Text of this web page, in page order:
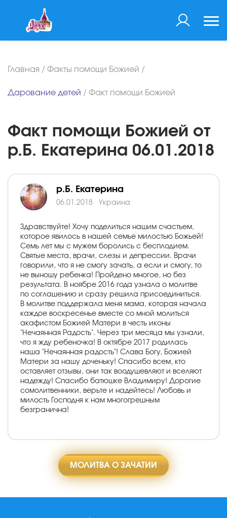
Главная / Факты помощи Божией /
Дарование детей / Факт помощи Божией
Факт помощи Божией от
р.Б. Екатерина 06.01.2018
р.Б. Екатерина
06.01.2018 Украина
Здравствуйте! Хочу поделиться нашим счастьем,
которое явилось в нашей семье милостью Божьей!
Семь лет мы с мужем боролись с бесплодием.
Святые места, врачи, слезы и депрессии. Врачи
говорили, что я не смогу зачать, а если и смогу, то
не выношу ребенка! Пройдено многое, но без
результата. В ноябре 2016 года узнала о молитве
по соглашению и сразу решила присоединиться.
В молитве поддержала меня мама, которая начала
каждое воскресенье вместе со мной молиться
акафистом Божией Матери в честь иконы
"Нечаянная Радость". Через три месяца мы узнали,
что я жду ребеночка! В октябре 2017 родилась
наша "Нечаянная радость"! Слава Богу, Божией
Матери за нашу доченьку! Спасибо всем, кто
оставляет отзывы, они так воодушевляют и вселяют
надежду! Спасибо батюшке Владимиру! Дорогие
сомолитвенники, верьте и надейтесь! Любовь и
милость Господня к нам многогрешным
безгранична!
МОЛИТВА О ЗАЧАТИИ